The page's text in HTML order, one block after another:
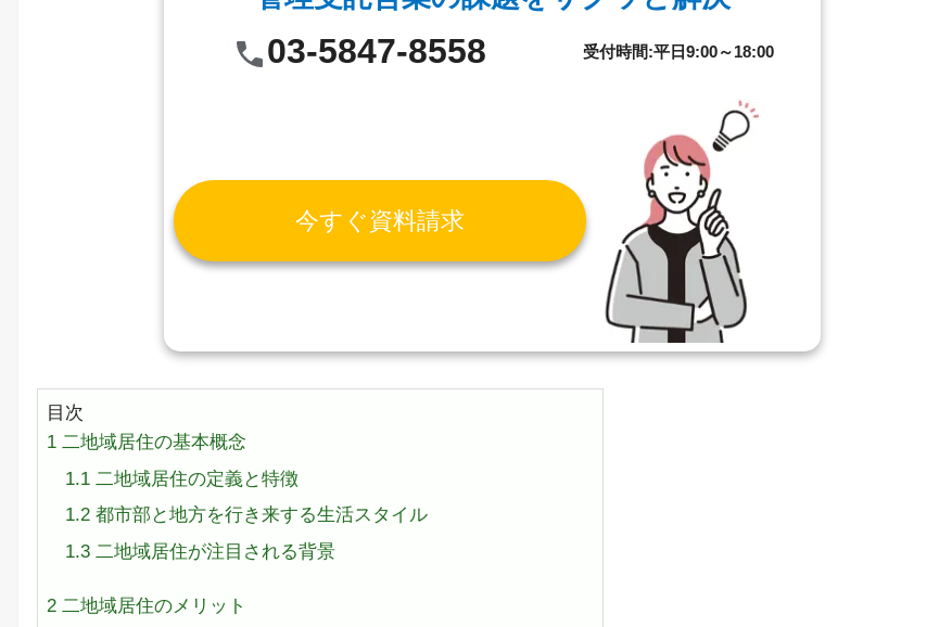
03-5847-8558 受付時間:平日9:00～18:00
今すぐ資料請求
目次
1二地域居住の基本概念
1.1二地域居住の定義と特徴
1.2都市部と地方を行き来する生活スタイル
1.3二地域居住が注目される背景
2二地域居住のメリット